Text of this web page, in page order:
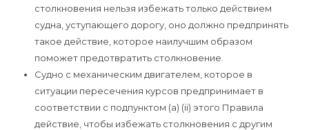
столкновения нельзя избежать только действием
судна, уступающего дорогу, оно должно предпринять
такое действие, которое наилучшим образом
поможет предотвратить столкновение.
Судно с механическим двигателем, которое в
ситуации пересечения курсов предпринимает в
соответствии с подпунктом (a) (ii) этого Правила
действие, чтобы избежать столкновения с другим